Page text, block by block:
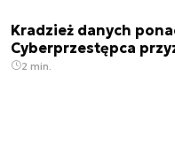
Kradzież danych
Cyberprzestępca
2 min.